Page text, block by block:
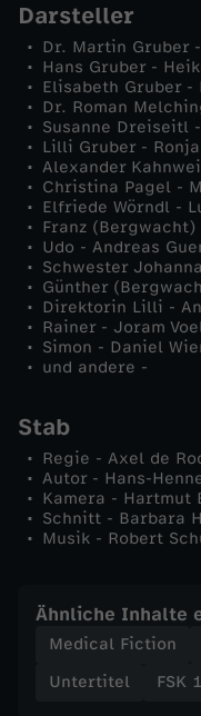
k
l
e
V
e
r
g
a
n
g
n
h
Darsteller
Dr. Martin Gruber
Hans Gruber -
Elisabeth Gruber -
Dr. Roman
Susanne Dreiseitl
Lilli Gruber -
Alexander
Christina Pagel -
Elfriede Wörndl -
Franz
Udo - Andreas
Schwester
Günther
Direktorin Lilli -
Rainer - Joram
Simon - Daniel
und andere -
Stab
Regie - Axel de
Autor - Hans-
Kamera - Hartmut
Schnitt - Barbara
Musik - Robert
Ähnliche Inhalte
Medical Fiction
Untertitel
FSK